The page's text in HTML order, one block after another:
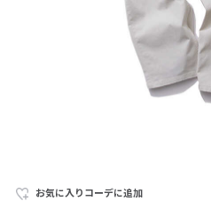
お気に入りコーデに追加